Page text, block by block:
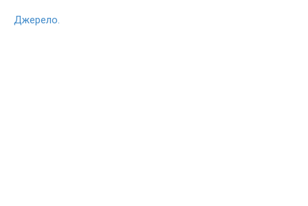
Джерело.